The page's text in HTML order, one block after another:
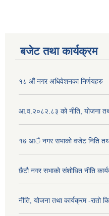
बजेट तथा कार्यक्रम
१८ औं नगर अधिवेशनका निर्णयहरु
आ.व.२०८२.८३ को नीति, योजना
१७ आै नगर सभाकाे वजेट निति
छैटौ नगर सभाको संशोधित नीति
नीति, योजना तथा कार्यक्रम -रातो